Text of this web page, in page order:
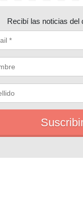
Recibí las noticias del